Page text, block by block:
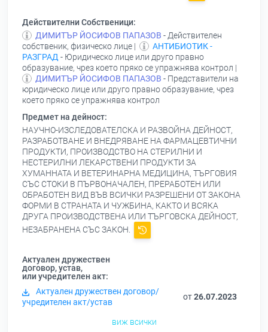
Действителни Собственици:
ДИМИТЪР ЙОСИФОВ ПАПАЗОВ - Действителен
собственик, физическо лице |
АНТИБИОТИК -
РАЗГРАД- Юридическо лице или друго правно
образувание, чрез което пряко се упражнява контрол |
ДИМИТЪР ЙОСИФОВ ПАПАЗОВ - Представители на
юридическо лице или друго правно образувание, чрез
което пряко се упражнява контрол
Предмет на дейност:
НАУЧНО-ИЗСЛЕДОВАТЕЛСКА И РАЗВОЙНА ДЕЙНОСТ,
РАЗРАБОТВАНЕ И ВНЕДРЯВАНЕ НА ФАРМАЦЕВТИЧНИ
ПРОДУКТИ, ПРОИЗВОДСТВО НА СТЕРИЛНИ И
НЕСТЕРИЛНИ ЛЕКАРСТВЕНИ ПРОДУКТИ ЗА
ХУМАННАТА И ВЕТЕРИНАРНА МЕДИЦИНА, ТЪРГОВИЯ
СЪС СТОКИ В ПЪРВОНАЧАЛЕН, ПРЕРАБОТЕН ИЛИ
ОБРАБОТЕН ВИД ВЪВ ВСИЧКИ РАЗРЕШЕНИ ОТ ЗАКОНА
ФОРМИ В СТРАНАТА И ЧУЖБИНА, КАКТО И ВСЯКА
ДРУГА ПРОИЗВОДСТВЕНА ИЛИ ТЪРГОВСКА ДЕЙНОСТ,
НЕЗАБРАНЕНА СЪС ЗАКОН.
Актуален дружествен
договор, устав,
или учредителен акт:
Актуален дружествен договор/
учредителен акт/устав
от26.07.2023
виж всички